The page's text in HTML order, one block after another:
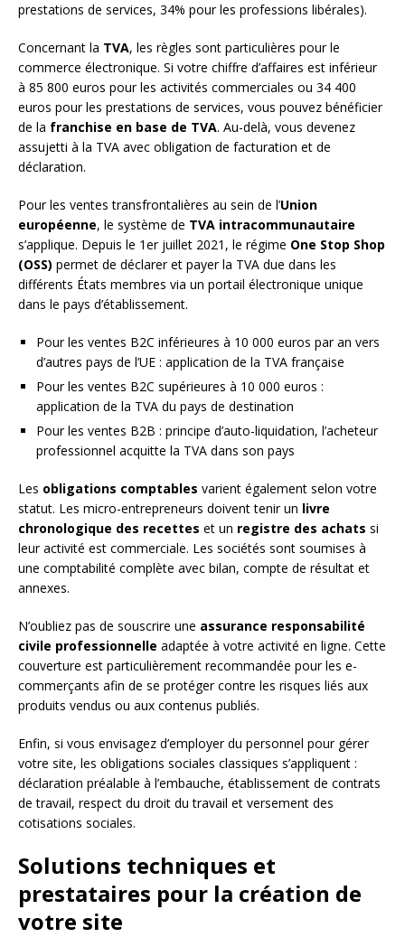
prestations de services, 34% pour les professions libérales).
Concernant la TVA, les règles sont particulières pour le
commerce électronique. Si votre chiffre d’affaires est inférieur
à 85 800 euros pour les activités commerciales ou 34 400
euros pour les prestations de services, vous pouvez bénéficier
de la franchise en base de TVA. Au-delà, vous devenez
assujetti à la TVA avec obligation de facturation et de
déclaration.
Pour les ventes transfrontalières au sein de l’Union
européenne, le système de TVA intracommunautaire
s’applique. Depuis le 1er juillet 2021, le régime One Stop Shop
(OSS) permet de déclarer et payer la TVA due dans les
différents États membres via un portail électronique unique
dans le pays d’établissement.
Pour les ventes B2C inférieures à 10 000 euros par an vers
d’autres pays de l’UE : application de la TVA française
Pour les ventes B2C supérieures à 10 000 euros :
application de la TVA du pays de destination
Pour les ventes B2B : principe d’auto-liquidation, l’acheteur
professionnel acquitte la TVA dans son pays
Les obligations comptables varient également selon votre
statut. Les micro-entrepreneurs doivent tenir un livre
chronologique des recettes et un registre des achats si
leur activité est commerciale. Les sociétés sont soumises à
une comptabilité complète avec bilan, compte de résultat et
annexes.
N’oubliez pas de souscrire une assurance responsabilité
civile professionnelle adaptée à votre activité en ligne. Cette
couverture est particulièrement recommandée pour les e-
commerçants afin de se protéger contre les risques liés aux
produits vendus ou aux contenus publiés.
Enfin, si vous envisagez d’employer du personnel pour gérer
votre site, les obligations sociales classiques s’appliquent :
déclaration préalable à l’embauche, établissement de contrats
de travail, respect du droit du travail et versement des
cotisations sociales.
Solutions techniques et
prestataires pour la création de
votre site